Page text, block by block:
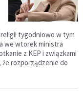
tygodniowo w tym
we wtorek ministra
z KEP i związkami
że rozporządzenie do